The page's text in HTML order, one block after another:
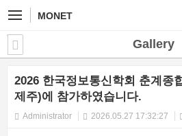
MONET
Gallery
2026 한국정보통신학회 춘계종
제주)에 참가하였습니다.
Administrator 2026.05.27 17:32:27